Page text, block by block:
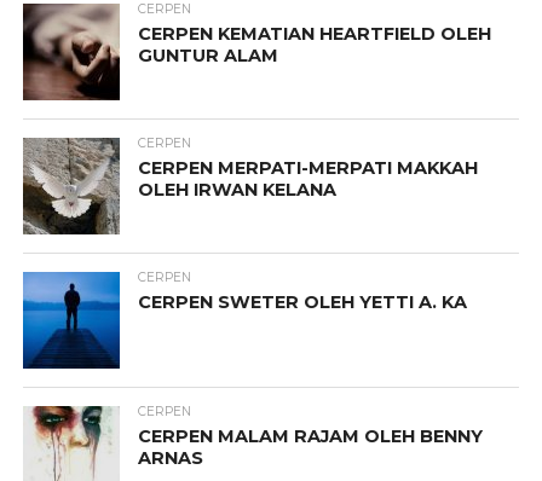
CERPEN
CERPEN KEMATIAN HEARTFIELD OLEH
GUNTUR ALAM
CERPEN
CERPEN MERPATI-MERPATI MAKKAH
OLEH IRWAN KELANA
CERPEN
CERPEN SWETER OLEH YETTI A. KA
CERPEN
CERPEN MALAM RAJAM OLEH BENNY
ARNAS